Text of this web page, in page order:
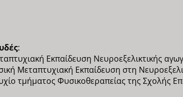
:
Εκπαίδευση Νευροεξελικτικής
Μεταπτυχιακή Εκπαίδευση στη
τμήματος Φυσικοθεραπείας της Σχολής